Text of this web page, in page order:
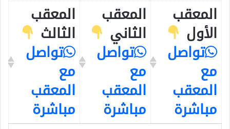
المعقب
الأول
تواصل
مع
المعقب
مباشرة
المعقب
الثاني
تواصل
مع
المعقب
مباشرة
المعقب
الثالث
تواصل
مع
المعقب
مباشرة